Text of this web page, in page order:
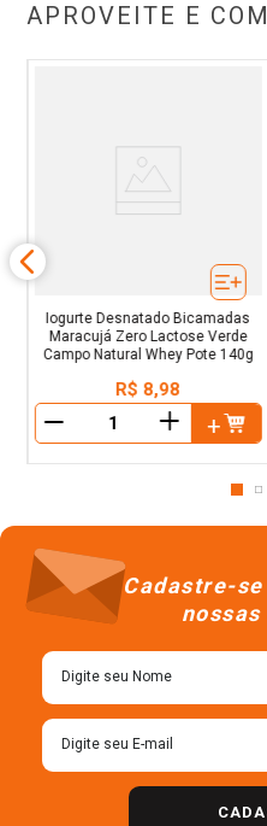
APROVEITE E
Iogurte Desnatado Bicamadas
Maracujá Zero Lactose Verde
Campo Natural Whey Pote 140g
R$ 8,98
＋
Cadastre-